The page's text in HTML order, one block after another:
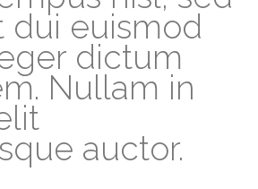
dui euismod
dictum
Nullam in
auctor.